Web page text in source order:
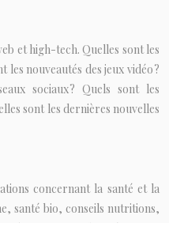
et high-tech. Quelles sont les
les nouveautés des jeux vidéo ?
sociaux ? Quels sont les
sont les dernières nouvelles
concernant la santé et la
santé bio, conseils nutritions,
être, astuces de prévention,